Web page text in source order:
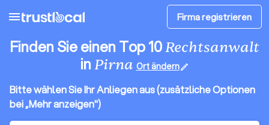
menu Firma registrieren
Finden Sie einen Top 10Rechtsanwalt
inPirna Ort ändernedit
Bitte wählen Sie Ihr Anliegen aus (zusätzliche Optionen
bei „Mehr anzeigen")